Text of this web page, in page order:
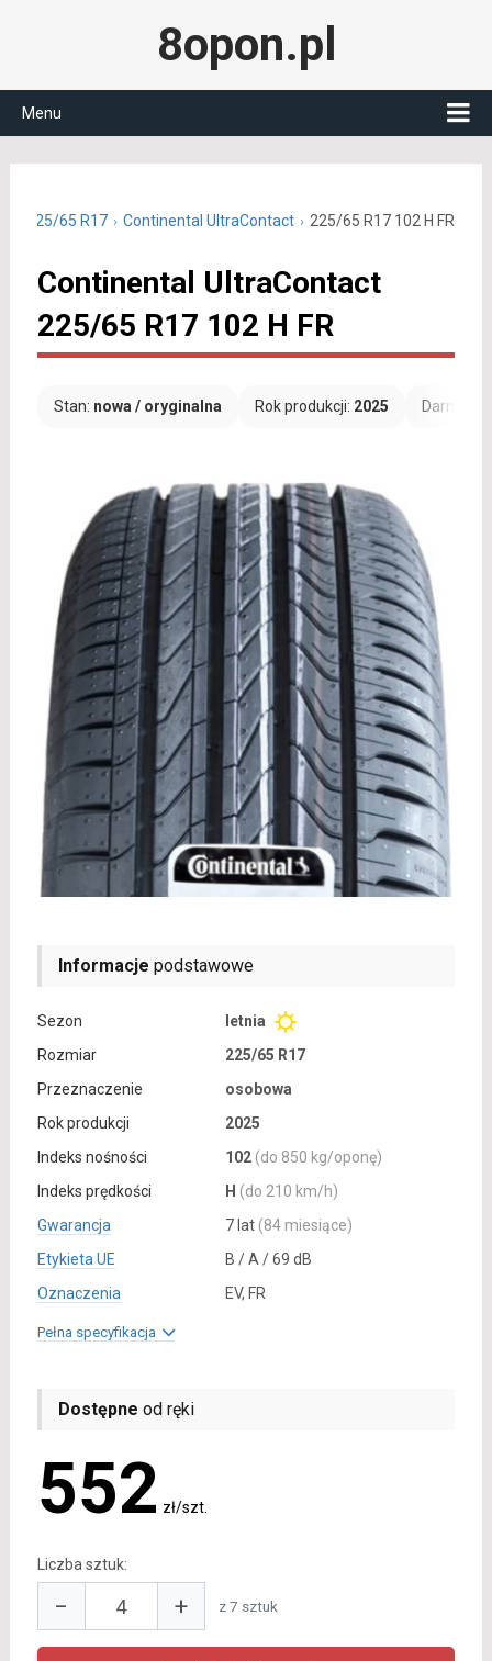
8opon.pl
Menu
225/65 R17 Continental UltraContact 225/65 R17 102 H FR
Continental UltraContact
225/65 R17 102 H FR
Stan: nowa / oryginalna Rok produkcji: 2025
Informacje podstawowe
Sezon
letnia
Rozmiar
225/65 R17
Przeznaczenie
osobowa
Rok produkcji
2025
Indeks nośności
102 (do 850 kg/oponę)
Indeks prędkości
H (do 210 km/h)
Gwarancja
7 lat (84 miesiące)
Etykieta UE
B / A / 69 dB
Oznaczenia
EV, FR
Pełna specyfikacja
Dostępne od ręki
552 zł/szt.
Liczba sztuk:
− + z 7 sztuk